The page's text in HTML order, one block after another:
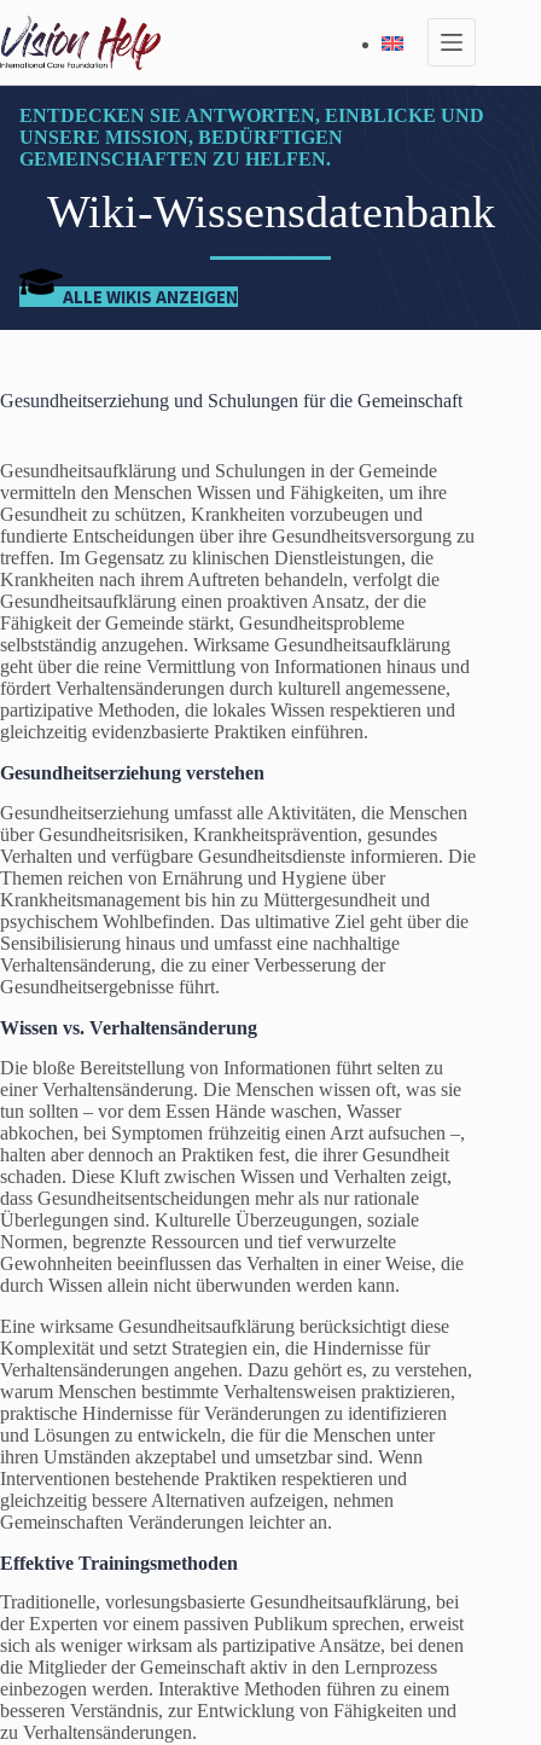
Inhalt
springen
ENTDECKEN SIE ANTWORTEN, EINBLICKE UND
UNSERE MISSION, BEDÜRFTIGEN
GEMEINSCHAFTEN ZU HELFEN.
Wiki-Wissensdatenbank
ALLE WIKIS ANZEIGEN
Gesundheitserziehung und Schulungen für die Gemeinschaft
Gesundheitsaufklärung und Schulungen in der Gemeinde
vermitteln den Menschen Wissen und Fähigkeiten, um ihre
Gesundheit zu schützen, Krankheiten vorzubeugen und
fundierte Entscheidungen über ihre Gesundheitsversorgung zu
treffen. Im Gegensatz zu klinischen Dienstleistungen, die
Krankheiten nach ihrem Auftreten behandeln, verfolgt die
Gesundheitsaufklärung einen proaktiven Ansatz, der die
Fähigkeit der Gemeinde stärkt, Gesundheitsprobleme
selbstständig anzugehen. Wirksame Gesundheitsaufklärung
geht über die reine Vermittlung von Informationen hinaus und
fördert Verhaltensänderungen durch kulturell angemessene,
partizipative Methoden, die lokales Wissen respektieren und
gleichzeitig evidenzbasierte Praktiken einführen.
Gesundheitserziehung verstehen
Gesundheitserziehung umfasst alle Aktivitäten, die Menschen
über Gesundheitsrisiken, Krankheitsprävention, gesundes
Verhalten und verfügbare Gesundheitsdienste informieren. Die
Themen reichen von Ernährung und Hygiene über
Krankheitsmanagement bis hin zu Müttergesundheit und
psychischem Wohlbefinden. Das ultimative Ziel geht über die
Sensibilisierung hinaus und umfasst eine nachhaltige
Verhaltensänderung, die zu einer Verbesserung der
Gesundheitsergebnisse führt.
Wissen vs. Verhaltensänderung
Die bloße Bereitstellung von Informationen führt selten zu
einer Verhaltensänderung. Die Menschen wissen oft, was sie
tun sollten – vor dem Essen Hände waschen, Wasser
abkochen, bei Symptomen frühzeitig einen Arzt aufsuchen –,
halten aber dennoch an Praktiken fest, die ihrer Gesundheit
schaden. Diese Kluft zwischen Wissen und Verhalten zeigt,
dass Gesundheitsentscheidungen mehr als nur rationale
Überlegungen sind. Kulturelle Überzeugungen, soziale
Normen, begrenzte Ressourcen und tief verwurzelte
Gewohnheiten beeinflussen das Verhalten in einer Weise, die
durch Wissen allein nicht überwunden werden kann.
Eine wirksame Gesundheitsaufklärung berücksichtigt diese
Komplexität und setzt Strategien ein, die Hindernisse für
Verhaltensänderungen angehen. Dazu gehört es, zu verstehen,
warum Menschen bestimmte Verhaltensweisen praktizieren,
praktische Hindernisse für Veränderungen zu identifizieren
und Lösungen zu entwickeln, die für die Menschen unter
ihren Umständen akzeptabel und umsetzbar sind. Wenn
Interventionen bestehende Praktiken respektieren und
gleichzeitig bessere Alternativen aufzeigen, nehmen
Gemeinschaften Veränderungen leichter an.
Effektive Trainingsmethoden
Traditionelle, vorlesungsbasierte Gesundheitsaufklärung, bei
der Experten vor einem passiven Publikum sprechen, erweist
sich als weniger wirksam als partizipative Ansätze, bei denen
die Mitglieder der Gemeinschaft aktiv in den Lernprozess
einbezogen werden. Interaktive Methoden führen zu einem
besseren Verständnis, zur Entwicklung von Fähigkeiten und
zu Verhaltensänderungen.